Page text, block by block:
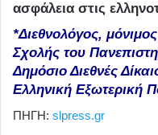
ασφάλεια στις
*Διεθνολόγος,
Σχολής του
Δημόσιο Διεθνές
Ελληνική Εξωτερική
ΠΗΓΗ: slpress.gr